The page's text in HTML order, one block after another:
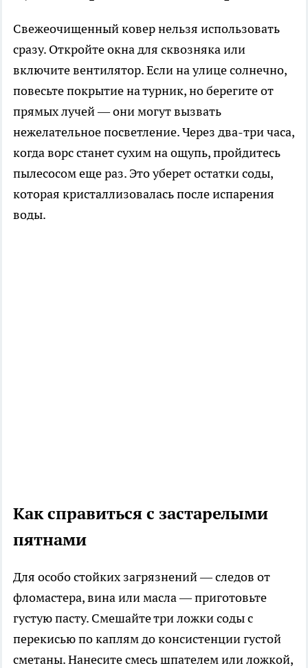
Свежеочищенный ковер нельзя использовать
сразу. Откройте окна для сквозняка или
включите вентилятор. Если на улице солнечно,
повесьте покрытие на турник, но берегите от
прямых лучей — они могут вызвать
нежелательное посветление. Через два-три часа,
когда ворс станет сухим на ощупь, пройдитесь
пылесосом еще раз. Это уберет остатки соды,
которая кристаллизовалась после испарения
воды.
Как справиться с застарелыми
пятнами
Для особо стойких загрязнений — следов от
фломастера, вина или масла — приготовьте
густую пасту. Смешайте три ложки соды с
перекисью по каплям до консистенции густой
сметаны. Нанесите смесь шпателем или ложкой,